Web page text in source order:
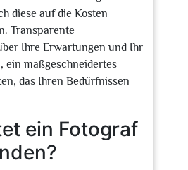
diese auf die Kosten
Transparente
Ihre Erwartungen und Ihr
ein maßgeschneidertes
das Ihren Bedürfnissen
ein Fotograf